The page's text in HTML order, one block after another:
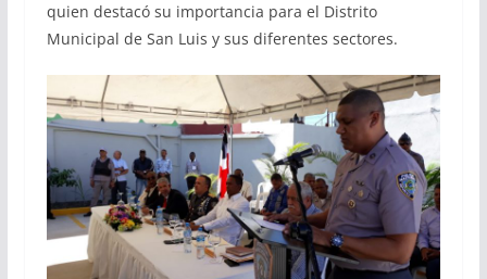
quien destacó su importancia para el Distrito
Municipal de San Luis y sus diferentes sectores.